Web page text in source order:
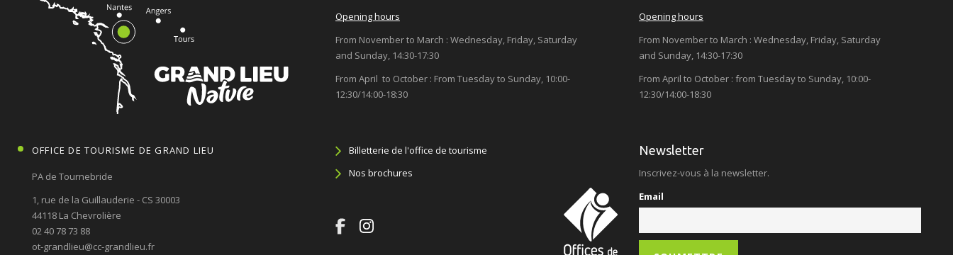
Opening hours
From November to March : Wednesday, Friday, Saturday
and Sunday, 14:30-17:30
From April to October : From Tuesday to Sunday, 10:00-
12:30/14:00-18:30
Opening hours
From November to March : Wednesday, Friday, Saturday
and Sunday, 14:30-17:30
From April to October : from Tuesday to Sunday, 10:00-
12:30/14:00-18:30
OFFICE DE TOURISME DE GRAND LIEU
PA de Tournebride
1, rue de la Guillauderie - CS 30003
44118 La Chevrolière
02 40 78 73 88
ot-grandlieu@cc-grandlieu.fr
Billetterie de l'office de tourisme
Nos brochures
Newsletter
Inscrivez-vous à la newsletter.
Email